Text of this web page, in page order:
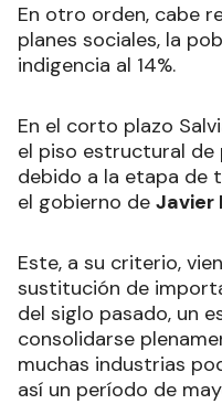
En otro orden, cabe
planes sociales, la
indigencia al 14%.
En el corto plazo
el piso estructural de
debido a la etapa de
el gobierno de Javier
Este, a su criterio,
sustitución de
del siglo pasado, un
consolidarse
muchas industrias
así un período de